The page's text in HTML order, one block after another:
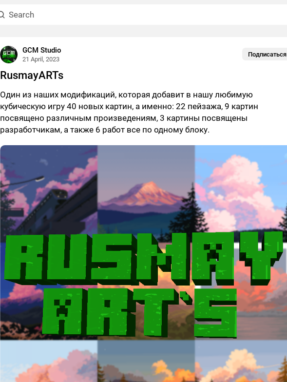
GCM Studio
21 April, 2023
Подписаться
RusmayARTs
Один из наших модификаций, которая добавит в нашу любимую
кубическую игру 40 новых картин, а именно: 22 пейзажа, 9 картин
посвящено различным произведениям, 3 картины посвящены
разработчикам, а также 6 работ все по одному блоку.